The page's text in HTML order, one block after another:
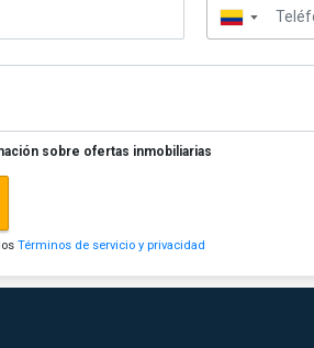
▼
sobre ofertas inmobiliarias
Términos de servicio y privacidad